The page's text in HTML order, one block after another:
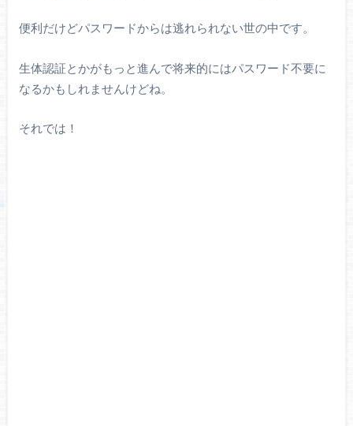
便利だけどパスワードからは逃れられない世の中です。
生体認証とかがもっと進んで将来的にはパスワード不要に
なるかもしれませんけどね。
それでは！